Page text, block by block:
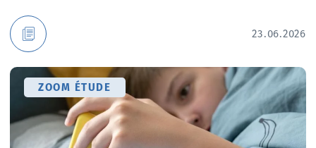
23.06.2026
ZOOM ÉTUDE